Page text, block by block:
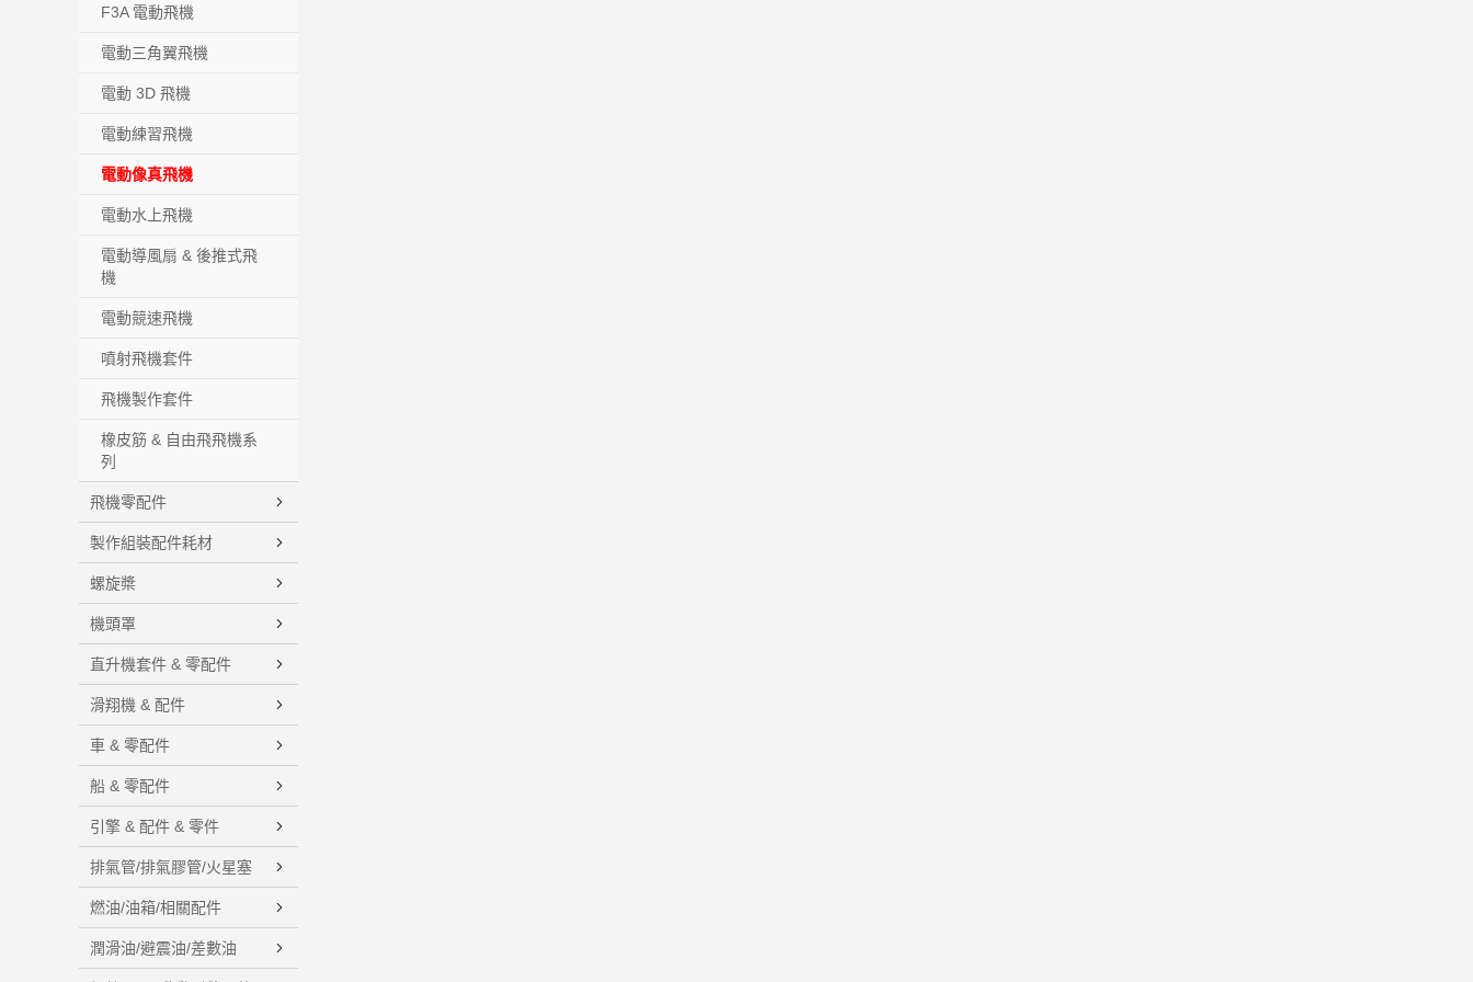
F3A 電動飛機
電動三角翼飛機
電動 3D 飛機
電動練習飛機
電動像真飛機
電動水上飛機
電動導風扇 & 後推式飛
機
電動競速飛機
噴射飛機套件
飛機製作套件
橡皮筋 & 自由飛飛機系
列
飛機零配件
製作組裝配件耗材
螺旋槳
機頭罩
直升機套件 & 零配件
滑翔機 & 配件
車 & 零配件
船 & 零配件
引擎 & 配件 & 零件
排氣管/排氣膠管/火星塞
燃油/油箱/相關配件
潤滑油/避震油/差數油